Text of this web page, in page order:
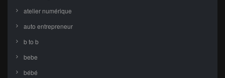
atelier numérique
auto entrepreneur
b to b
bebe
bébé